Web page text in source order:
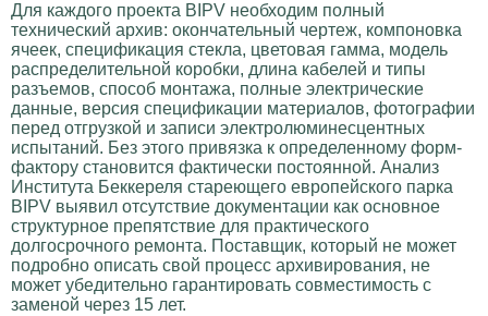
Для каждого проекта BIPV необходим полный
технический архив: окончательный чертеж, компоновка
ячеек, спецификация стекла, цветовая гамма, модель
распределительной коробки, длина кабелей и типы
разъемов, способ монтажа, полные электрические
данные, версия спецификации материалов, фотографии
перед отгрузкой и записи электролюминесцентных
испытаний. Без этого привязка к определенному форм-
фактору становится фактически постоянной. Анализ
Института Беккереля стареющего европейского парка
BIPV выявил отсутствие документации как основное
структурное препятствие для практического
долгосрочного ремонта. Поставщик, который не может
подробно описать свой процесс архивирования, не
может убедительно гарантировать совместимость с
заменой через 15 лет.